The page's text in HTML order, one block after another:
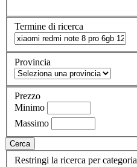
Termine di ricerca
Provincia
Prezzo
Minimo
Massimo
Cerca
Restringi la ricerca per categoria